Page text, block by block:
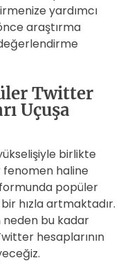
yardımcı
araştırma
Twitter
Uçuşa
birlikte
haline
popüler
hızla artmaktadır.
bu kadar
hesaplarının